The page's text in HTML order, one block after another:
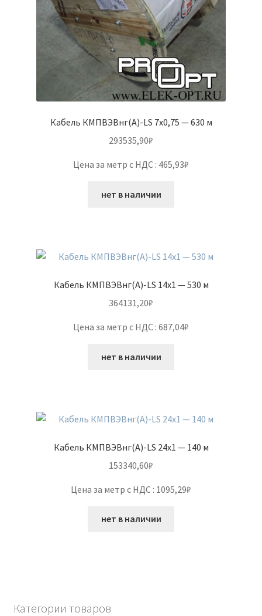
Кабель КМПВЭВнг(А)-LS 7х0,75 — 630 м
293535,90₽
Цена за метр с НДС : 465,93₽
нет в наличии
Кабель КМПВЭВнг(А)-LS 14х1 — 530 м
364131,20₽
Цена за метр с НДС : 687,04₽
нет в наличии
Кабель КМПВЭВнг(А)-LS 24х1 — 140 м
153340,60₽
Цена за метр с НДС : 1095,29₽
нет в наличии
Категории товаров